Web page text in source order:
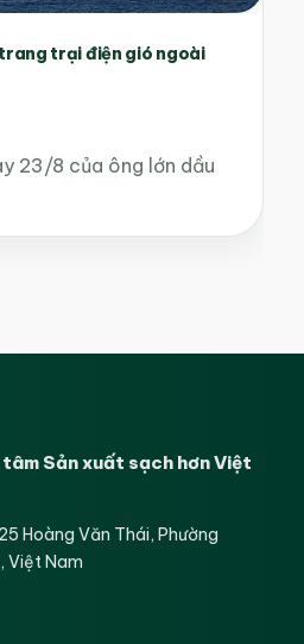
trại điện gió ngoài
23/8 của ông lớn dầu
Sản xuất sạch hơn Việt
Hoàng Văn Thái, Phường
Việt Nam